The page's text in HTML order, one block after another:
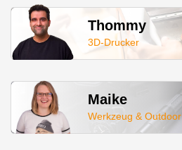
Thommy
3D-Drucker
Maike
Werkzeug & Outdoor